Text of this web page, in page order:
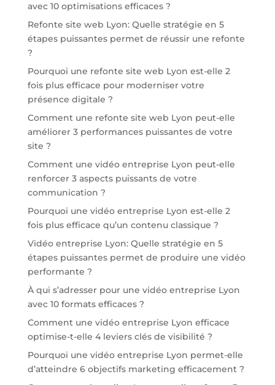
avec 10 optimisations efficaces ?
Refonte site web Lyon: Quelle stratégie en 5
étapes puissantes permet de réussir une refonte
?
Pourquoi une refonte site web Lyon est-elle 2
fois plus efficace pour moderniser votre
présence digitale ?
Comment une refonte site web Lyon peut-elle
améliorer 3 performances puissantes de votre
site ?
Comment une vidéo entreprise Lyon peut-elle
renforcer 3 aspects puissants de votre
communication ?
Pourquoi une vidéo entreprise Lyon est-elle 2
fois plus efficace qu’un contenu classique ?
Vidéo entreprise Lyon: Quelle stratégie en 5
étapes puissantes permet de produire une vidéo
performante ?
À qui s’adresser pour une vidéo entreprise Lyon
avec 10 formats efficaces ?
Comment une vidéo entreprise Lyon efficace
optimise-t-elle 4 leviers clés de visibilité ?
Pourquoi une vidéo entreprise Lyon permet-elle
d’atteindre 6 objectifs marketing efficacement ?